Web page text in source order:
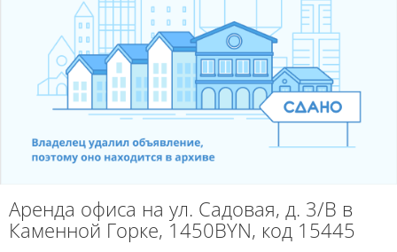
Аренда офиса на ул. Садовая, д. 3/В в
Каменной Горке, 1450BYN, код 15445